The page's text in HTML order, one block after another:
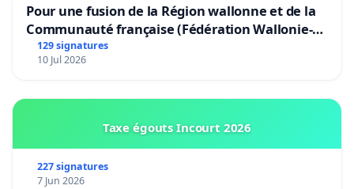
Pour une fusion de la Région wallonne et de la
Communauté française (Fédération Wallonie-
Bruxelles)
129 signatures
10 Jul 2026
Taxe égouts Incourt 2026
227 signatures
7 Jun 2026